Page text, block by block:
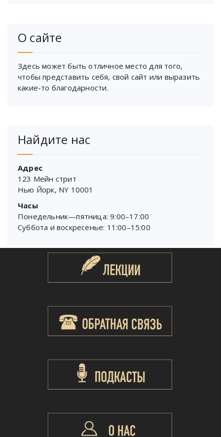
О сайте
Здесь может быть отличное место для того,
чтобы представить себя, свой сайт или выразить
какие-то благодарности.
Найдите нас
Адрес
123 Мейн стрит
Нью Йорк, NY 10001
Часы
Понедельник—пятница: 9:00–17:00
Суббота и воскресенье: 11:00–15:00